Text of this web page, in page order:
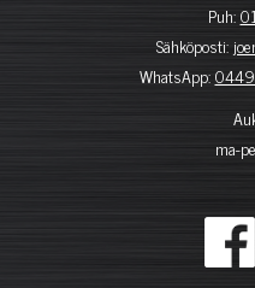
Puh:
Sähköposti:
WhatsApp:
ma-